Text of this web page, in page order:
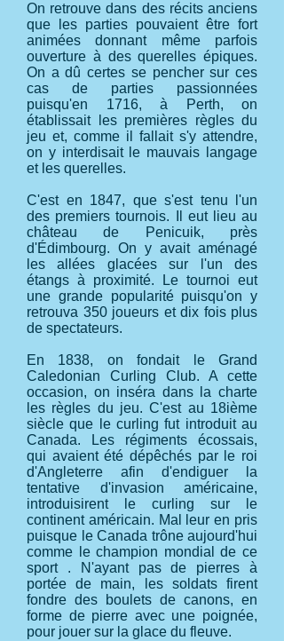
On retrouve dans des récits anciens
que les parties pouvaient être fort
animées donnant même parfois
ouverture à des querelles épiques.
On a dû certes se pencher sur ces
cas de parties passionnées
puisqu'en 1716, à Perth, on
établissait les premières règles du
jeu et, comme il fallait s'y attendre,
on y interdisait le mauvais langage
et les querelles.
C'est en 1847, que s'est tenu l'un
des premiers tournois. Il eut lieu au
château de Penicuik, près
d'Édimbourg. On y avait aménagé
les allées glacées sur l'un des
étangs à proximité. Le tournoi eut
une grande popularité puisqu'on y
retrouva 350 joueurs et dix fois plus
de spectateurs.
En 1838, on fondait le Grand
Caledonian Curling Club. A cette
occasion, on inséra dans la charte
les règles du jeu. C'est au 18ième
siècle que le curling fut introduit au
Canada. Les régiments écossais,
qui avaient été dépêchés par le roi
d'Angleterre afin d'endiguer la
tentative d'invasion américaine,
introduisirent le curling sur le
continent américain. Mal leur en pris
puisque le Canada trône aujourd'hui
comme le champion mondial de ce
sport . N'ayant pas de pierres à
portée de main, les soldats firent
fondre des boulets de canons, en
forme de pierre avec une poignée,
pour jouer sur la glace du fleuve.